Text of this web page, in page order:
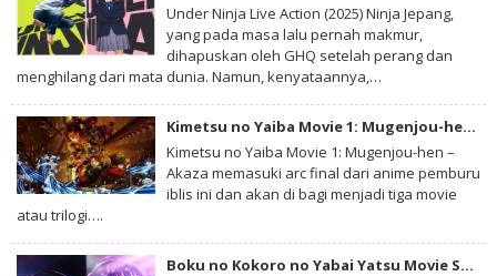
Under Ninja Live Action (2025) Ninja Jepang,
yang pada masa lalu pernah makmur,
dihapuskan oleh GHQ setelah perang dan
menghilang dari mata dunia. Namun, kenyataannya,…
Kimetsu no Yaiba Movie 1: Mugenjou-hen – Akaza Sairai BD Subtitle Indonesia
Kimetsu no Yaiba Movie 1: Mugenjou-hen –
Akaza memasuki arc final dari anime pemburu
iblis ini dan akan di bagi menjadi tiga movie
atau trilogi….
Boku no Kokoro no Yabai Yatsu Movie Subtitle Indonesia